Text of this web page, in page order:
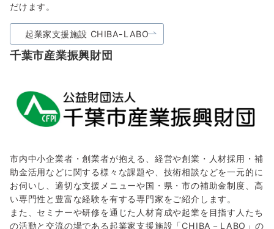
だけます。
起業家支援施設 CHIBA-LABO
千葉市産業振興財団
市内中小企業者・創業者が抱える、経営や創業・人材採用・補
助金活用などに関する様々な課題や、技術相談などを一元的に
お伺いし、適切な支援メニューや国・県・市の補助金制度、高
い専門性と豊富な経験を有する専門家をご紹介します。
また、セミナーや研修を通じた人材育成や起業を目指す人たち
の活動と交流の場である起業家支援施設「CHIBA－LABO」の